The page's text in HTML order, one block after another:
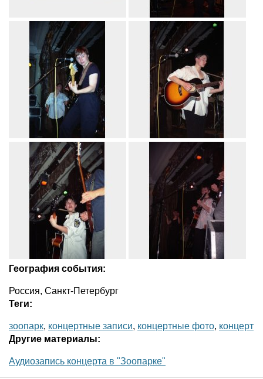
География события:
Россия, Санкт-Петербург
Теги:
зоопарк, концертные записи, концертные фото, концерт
Другие материалы:
Аудиозапись концерта в "Зоопарке"